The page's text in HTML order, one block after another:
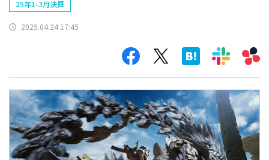
25年1-3月決算
2025.04.24 17:45